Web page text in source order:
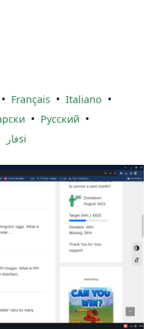
• Français • Italiano •
• Русский •
فارsi